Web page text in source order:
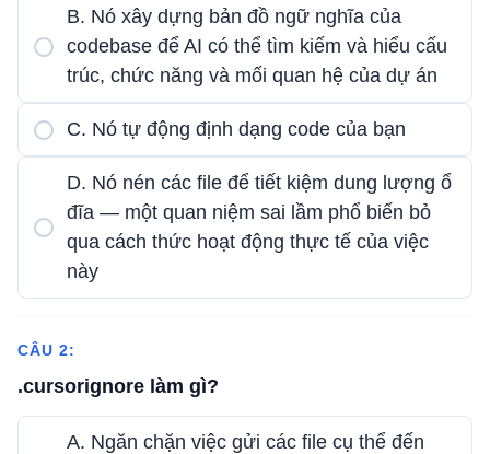
B. Nó xây dựng bản đồ ngữ nghĩa của
codebase để AI có thể tìm kiếm và hiểu cấu
trúc, chức năng và mối quan hệ của dự án
C. Nó tự động định dạng code của bạn
D. Nó nén các file để tiết kiệm dung lượng ổ
đĩa — một quan niệm sai lầm phổ biến bỏ
qua cách thức hoạt động thực tế của việc
này
CÂU 2:
.cursorignore làm gì?
A. Ngăn chặn việc gửi các file cụ thể đến